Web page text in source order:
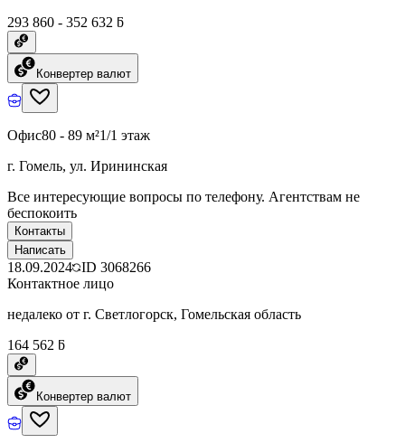
293 860 - 352 632 ƃ
Конвертер валют
Офис80 - 89 м²1/1 этаж
г. Гомель, ул. Ирининская
Все интересующие вопросы по телефону. Агентствам не
беспокоить
Контакты
Написать
18.09.2024 ID 3068266
Контактное лицо
недалеко от г. Светлогорск, Гомельская область
164 562 ƃ
Конвертер валют